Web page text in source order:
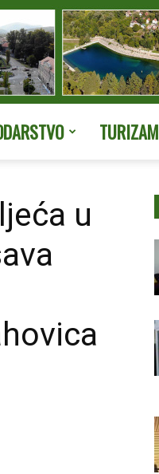
TURIZAM
u